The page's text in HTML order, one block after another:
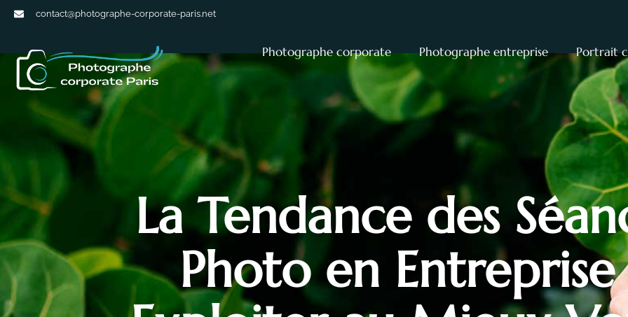
contact@photographe-corporate-paris.net
Photographe corporate Photographe entreprise Portrait
La Tendance des
Photo en Entreprise